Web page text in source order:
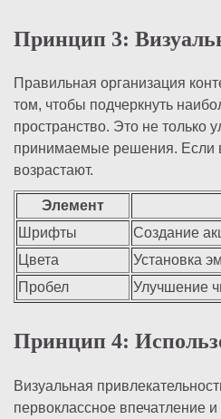
Принцип 3:
Правильная организация
том, чтобы подчеркнуть
пространство. Это не только
принимаемые решения. Если
возрастают.
Элемент
Шрифты
Создание
Цвета
Установка
Пробел
Улучшение
Принцип 4:
Визуальная
первоклассное впечатление